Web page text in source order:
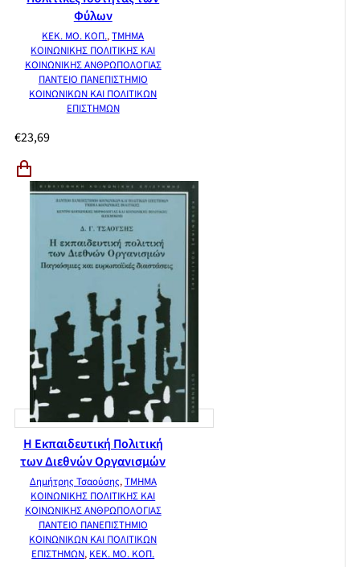
Θεωρία και πρακτική στην αναπαραγωγή της δυτικής
πολιτισμικής ταυτότητας, Β.Α.
Οι συγγραφείς του τόμου
Ευρετήριο κυρίων ονομάτων
Ευρετήριο όρων
Φύλων
ΚΕΚ. ΜΟ. ΚΟΠ.,ΤΜΗΜΑ
ΚΟΙΝΩΝΙΚΗΣ ΠΟΛΙΤΙΚΗΣ ΚΑΙ
ΚΟΙΝΩΝΙΚΗΣ ΑΝΘΡΩΠΟΛΟΓΙΑΣ
ΠΑΝΤΕΙΟ ΠΑΝΕΠΙΣΤΗΜΙΟ
ΚΟΙΝΩΝΙΚΩΝ ΚΑΙ ΠΟΛΙΤΙΚΩΝ
ΕΠΙΣΤΗΜΩΝ
€23,69
Η Εκπαιδευτική Πολιτική
των Διεθνών Οργανισμών
Δημήτρης Τσαούσης,ΤΜΗΜΑ
ΚΟΙΝΩΝΙΚΗΣ ΠΟΛΙΤΙΚΗΣ ΚΑΙ
ΚΟΙΝΩΝΙΚΗΣ ΑΝΘΡΩΠΟΛΟΓΙΑΣ
ΠΑΝΤΕΙΟ ΠΑΝΕΠΙΣΤΗΜΙΟ
ΚΟΙΝΩΝΙΚΩΝ ΚΑΙ ΠΟΛΙΤΙΚΩΝ
ΕΠΙΣΤΗΜΩΝ, ΚΕΚ. ΜΟ. ΚΟΠ.